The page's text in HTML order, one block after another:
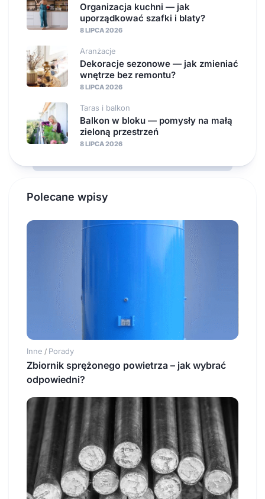
Organizacja kuchni — jak
uporządkować szafki i blaty?
8 LIPCA 2026
Aranżacje
Dekoracje sezonowe — jak zmieniać
wnętrze bez remontu?
8 LIPCA 2026
Taras i balkon
Balkon w bloku — pomysły na małą
zieloną przestrzeń
8 LIPCA 2026
Polecane wpisy
Inne / Porady
Zbiornik sprężonego powietrza – jak wybrać
odpowiedni?